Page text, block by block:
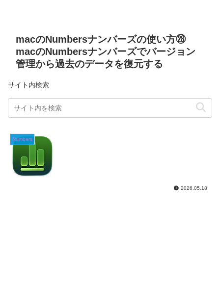
macのNumbersナンバーズの使い方㉘
macのNumbersナンバーズでバージョン
管理から過去のデータを復元する
サイト内検索
Numbers
2026.05.18